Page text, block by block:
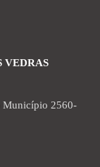
VEDRAS
Município 2560-